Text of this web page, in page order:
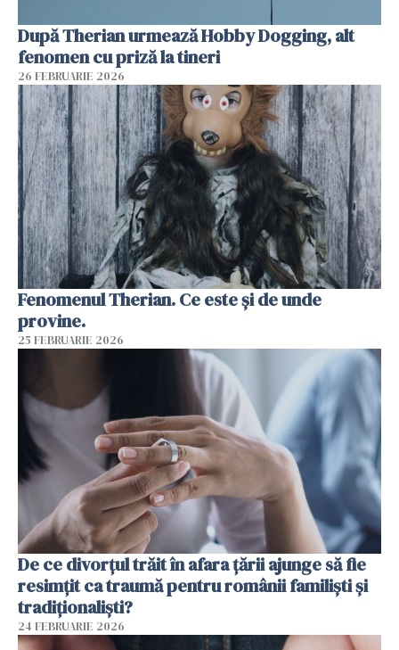
După Therian urmează Hobby Dogging, alt
fenomen cu priză la tineri
26 FEBRUARIE 2026
Fenomenul Therian. Ce este și de unde
provine.
25 FEBRUARIE 2026
De ce divorțul trăit în afara țării ajunge să fie
resimțit ca traumă pentru românii familiști și
tradiționaliști?
24 FEBRUARIE 2026